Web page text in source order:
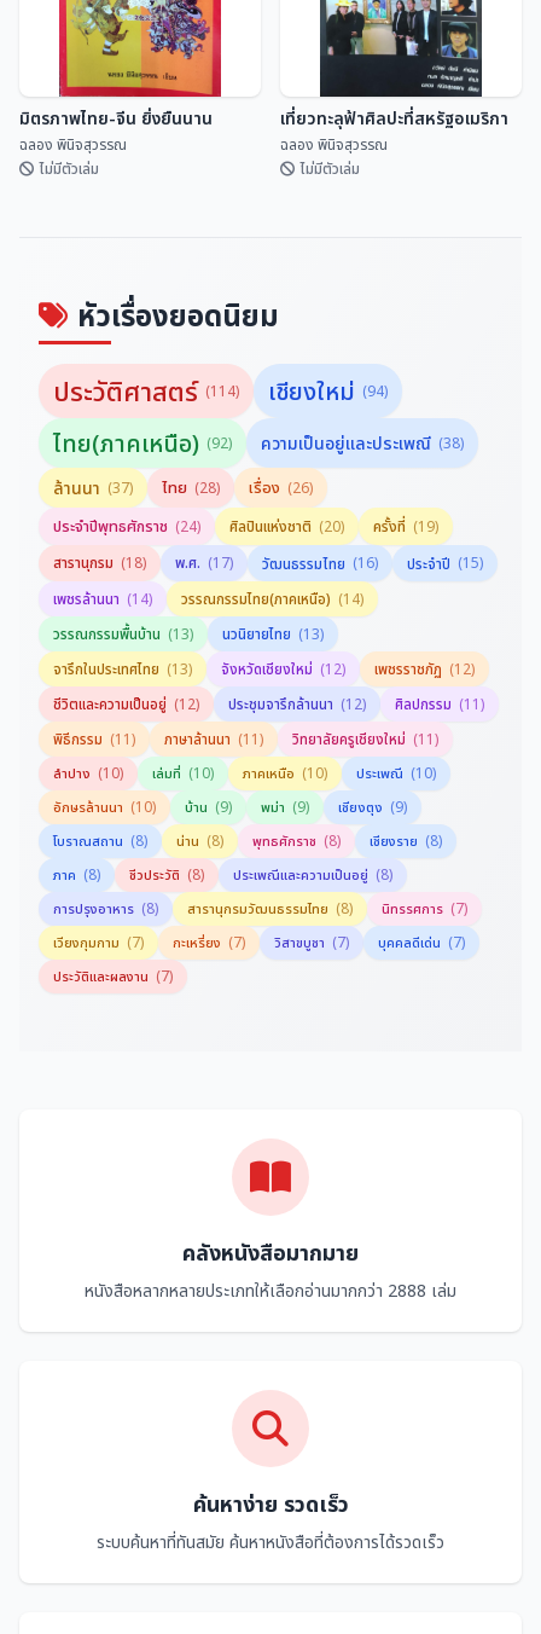
ฉลอง พินิจสุวรรณ
มิตรภาพไทย-จีน ยิ่งยืนนาน
ฉลอง พินิจสุวรรณ
ไม่มีตัวเล่ม
เที่ยวทะลุฟ้าศิลปะที่สหรัฐอเมริกา
ฉลอง พินิจสุวรรณ
ไม่มีตัวเล่ม
หัวเรื่องยอดนิยม
ประวัติศาสตร์ (114) เชียงใหม่ (94)
ไทย(ภาคเหนือ) (92) ความเป็นอยู่และประเพณี (38)
ล้านนา (37) ไทย (28) เรื่อง (26)
ประจำปีพุทธศักราช (24) ศิลปินแห่งชาติ (20) ครั้งที่ (19)
สารานุกรม (18) พ.ศ. (17) วัฒนธรรมไทย (16) ประจำปี (15)
เพชรล้านนา (14) วรรณกรรมไทย(ภาคเหนือ) (14)
วรรณกรรมพื้นบ้าน (13) นวนิยายไทย (13)
จารึกในประเทศไทย (13) จังหวัดเชียงใหม่ (12) เพชรราชภัฏ (12)
ชีวิตและความเป็นอยู่ (12) ประชุมจารึกล้านนา (12) ศิลปกรรม (11)
พิธีกรรม (11) ภาษาล้านนา (11) วิทยาลัยครูเชียงใหม่ (11)
ลำปาง (10) เล่มที่ (10) ภาคเหนือ (10) ประเพณี (10)
อักษรล้านนา (10) บ้าน (9) พม่า (9) เชียงตุง (9)
โบราณสถาน (8) น่าน (8) พุทธศักราช (8) เชียงราย (8)
ภาค (8) ชีวประวัติ (8) ประเพณีและความเป็นอยู่ (8)
การปรุงอาหาร (8) สารานุกรมวัฒนธรรมไทย (8) นิทรรศการ (7)
เวียงกุมกาม (7) กะเหรี่ยง (7) วิสาขบูชา (7) บุคคลดีเด่น (7)
ประวัติและผลงาน (7)
คลังหนังสือมากมาย
หนังสือหลากหลายประเภทให้เลือกอ่านมากกว่า 2888 เล่ม
ค้นหาง่าย รวดเร็ว
ระบบค้นหาที่ทันสมัย ค้นหาหนังสือที่ต้องการได้รวดเร็ว